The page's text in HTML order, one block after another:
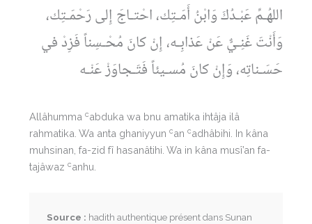
اللهُـمِّ عَبْـدُكَ وَابْنُ أَمَـتِك، احْتـاجَ إِلى رَحْمَـتِك،
وَأَنْتَ غَنِـيٌّ عَنْ عَذابِـه، إِنْ كانَ مُحْـسِناً فَزِدْ في
حَسَـناتِه، وَإِنْ كانَ مُسـيئاً فَتَـجاوَزْ عَنْـه
Allâhumma cabduka wa bnu amatika ihtâja ilâ
rahmatika. Wa anta ghaniyyun can cadhâbihi. In kâna
muhsinan, fa-zid fî hasanâtihi. Wa in kâna musî’an fa-
tajâwaz canhu.
Source : hadith authentique présent dans Sunan